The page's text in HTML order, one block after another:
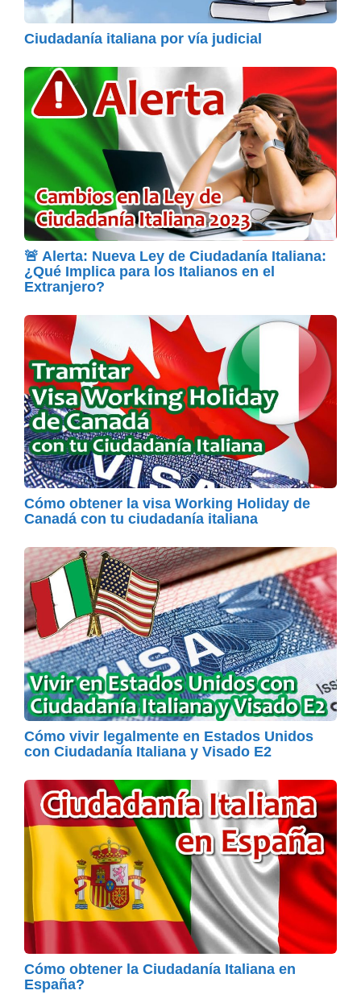
Ciudadanía italiana por vía judicial
🚨 Alerta: Nueva Ley de Ciudadanía Italiana:
¿Qué Implica para los Italianos en el
Extranjero?
Cómo obtener la visa Working Holiday de
Canadá con tu ciudadanía italiana
Cómo vivir legalmente en Estados Unidos
con Ciudadanía Italiana y Visado E2
Cómo obtener la Ciudadanía Italiana en
España?